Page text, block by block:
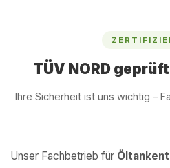
TÜV NORD
Ihre Sicherheit ist uns wichtig –
Unser Fachbetrieb für